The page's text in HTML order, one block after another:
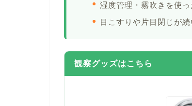
湿度管理・霧吹きを使
目こすりや片目閉じが
観察グッズはこちら